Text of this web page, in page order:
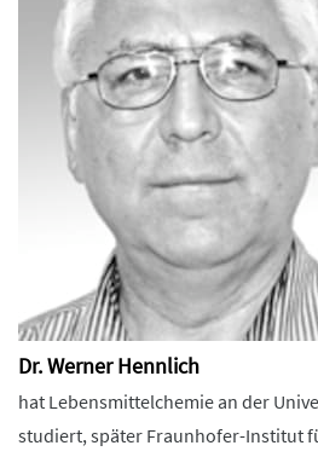
Dr. Werner Hennlich
hat Lebensmittelchemie an der
studiert, später Fraunhofer-Institut